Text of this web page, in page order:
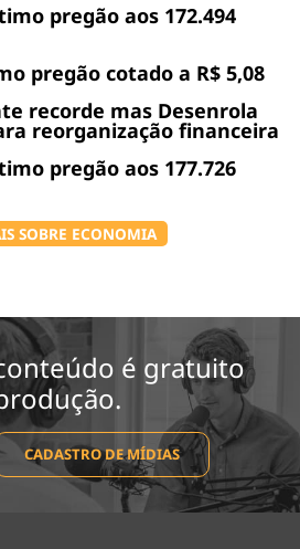
pregão aos 172.494
pregão cotado a R$ 5,08
recorde mas Desenrola
reorganização financeira
pregão aos 177.726
SOBRE ECONOMIA
é gratuito
CADASTRO DE MÍDIAS